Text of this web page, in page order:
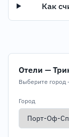
Как
Отели —
Выберите город
Город